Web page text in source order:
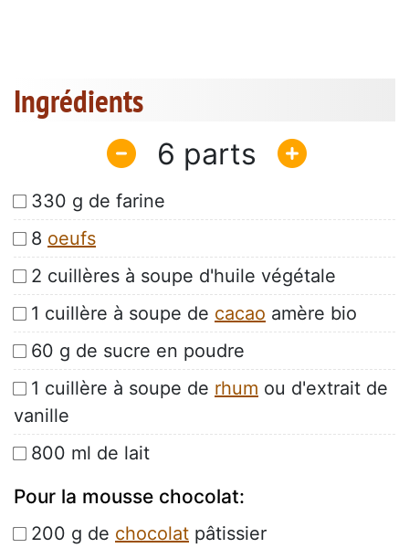
Ingrédients
6
330 g de farine
8 oeufs
2 cuillères à soupe d'huile végétale
1 cuillère à soupe de cacao amère bio
60 g de sucre en poudre
1 cuillère à soupe de rhum ou d'extrait de
vanille
800 ml de lait
Pour la mousse chocolat:
200 g de chocolat pâtissier